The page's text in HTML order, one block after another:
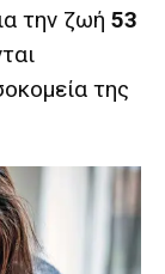
την ζωή 53
της